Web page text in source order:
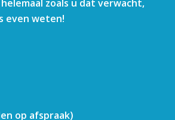
zoals u dat verwacht,
even weten!
op afspraak)